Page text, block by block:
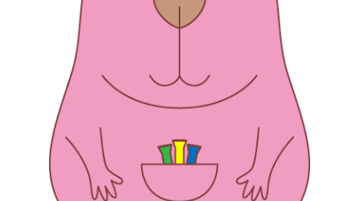
ご利用案内
アクセス
周辺案内
お問い合わせ